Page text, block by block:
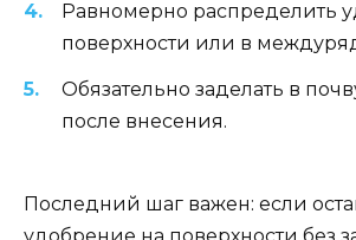
Равномерно распределить
поверхности или в
Обязательно заделать в
после внесения.
Последний шаг важен: если